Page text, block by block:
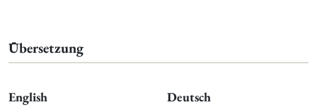
Übersetzung
English Deutsch